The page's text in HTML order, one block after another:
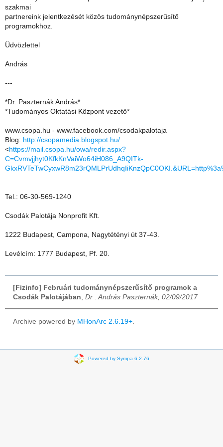
szakmai
partnereink jelentkezését közös tudománynépszerűsítő
programokhoz.
Üdvözlettel
András
---
*Dr. Paszternák András*
*Tudományos Oktatási Központ vezető*
www.csopa.hu - www.facebook.com/csodakpalotaja
Blog: http://csopamedia.blogspot.hu/
<https://mail.csopa.hu/owa/redir.aspx?
C=Cvmvjjhyt0KfkKnVaiWo64iH086_A9QITk-
Tel.: 06-30-569-1240
Csodák Palotája Nonprofit Kft.
1222 Budapest, Campona, Nagytétényi út 37-43.
Levélcím: 1777 Budapest, Pf. 20.
[Fizinfo] Februári tudománynépszerűsítő programok a
Csodák Palotájában Dr . András Paszternák, 02/09/2017
Archive powered by MHonArc 2.6.19+
Powered by Sympa 6.2.76